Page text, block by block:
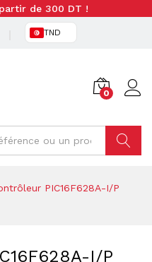
de 300 DT !
TND
0
PIC16F628A-I/P
I/P